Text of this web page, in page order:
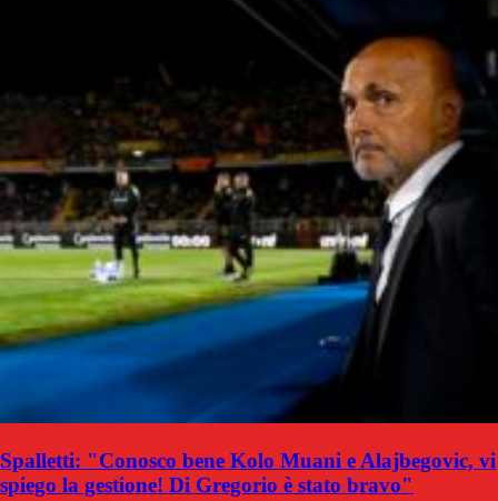
Spalletti: "Conosco bene Kolo Muani e Alajbegovic, vi
spiego la gestione! Di Gregorio è stato bravo"